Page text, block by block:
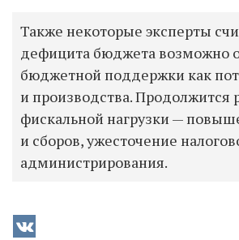
Также некоторые эксперты
дефицита бюджета возможно
бюджетной поддержки как
и производства. Продолжится
фискальной нагрузки —
и сборов, ужесточение
администрирования.